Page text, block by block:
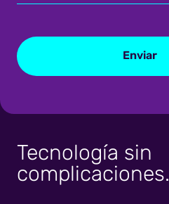
Tecnología sin
complicaciones.